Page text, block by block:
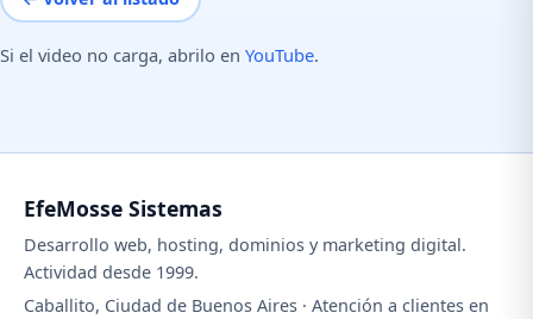
Si el video no carga, abrilo en YouTube.
EfeMosse Sistemas
Desarrollo web, hosting, dominios y marketing digital.
Actividad desde 1999.
Caballito, Ciudad de Buenos Aires · Atención a clientes en